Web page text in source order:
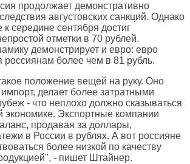
продолжает демонстративно
августовских санкций. Однако
к середине сентября достиг
отметки в 70 рублей.
демонстрирует и евро: евро
россиянам более чем в 81 рубль.
положение вещей на руку. Оно
делает более затратными
- что неплохо должно сказываться
экономике. Экспортные компании
продавая за доллары,
в России в рублях. А вот россияне
более низкой по качеству
- пишет Штайнер.